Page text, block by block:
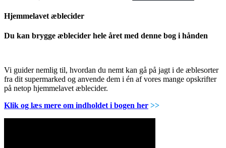
Hjemmelavet æblecider
Du kan brygge æblecider hele året med denne bog i hånden
Vi guider nemlig til, hvordan du nemt kan gå på jagt i de æblesorter
fra dit supermarked og anvende dem i én af vores mange opskrifter
på netop hjemmelavet æblecider.
Klik og læs mere om indholdet i bogen her >>